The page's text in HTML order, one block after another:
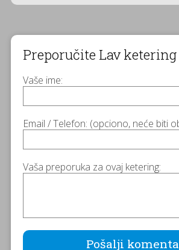
Preporučite Lav ketering
Vaše ime:
Email / Telefon: (opciono, neće biti
Vaša preporuka za ovaj ketering: